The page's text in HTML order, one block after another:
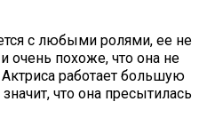
с любыми ролями, ее не
очень похоже, что она не
Актриса работает большую
что она пресытилась